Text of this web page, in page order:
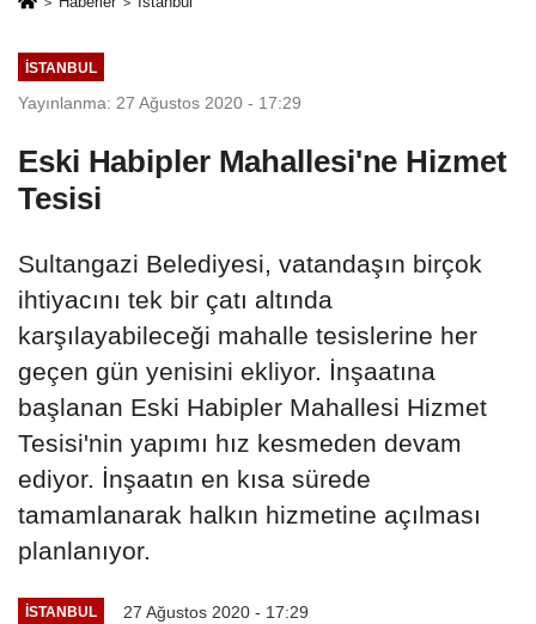
İSTANBUL
Yayınlanma: 27 Ağustos 2020 - 17:29
Eski Habipler Mahallesi'ne Hizmet
Tesisi
Sultangazi Belediyesi, vatandaşın birçok
ihtiyacını tek bir çatı altında
karşılayabileceği mahalle tesislerine her
geçen gün yenisini ekliyor. İnşaatına
başlanan Eski Habipler Mahallesi Hizmet
Tesisi'nin yapımı hız kesmeden devam
ediyor. İnşaatın en kısa sürede
tamamlanarak halkın hizmetine açılması
planlanıyor.
İSTANBUL 27 Ağustos 2020 - 17:29